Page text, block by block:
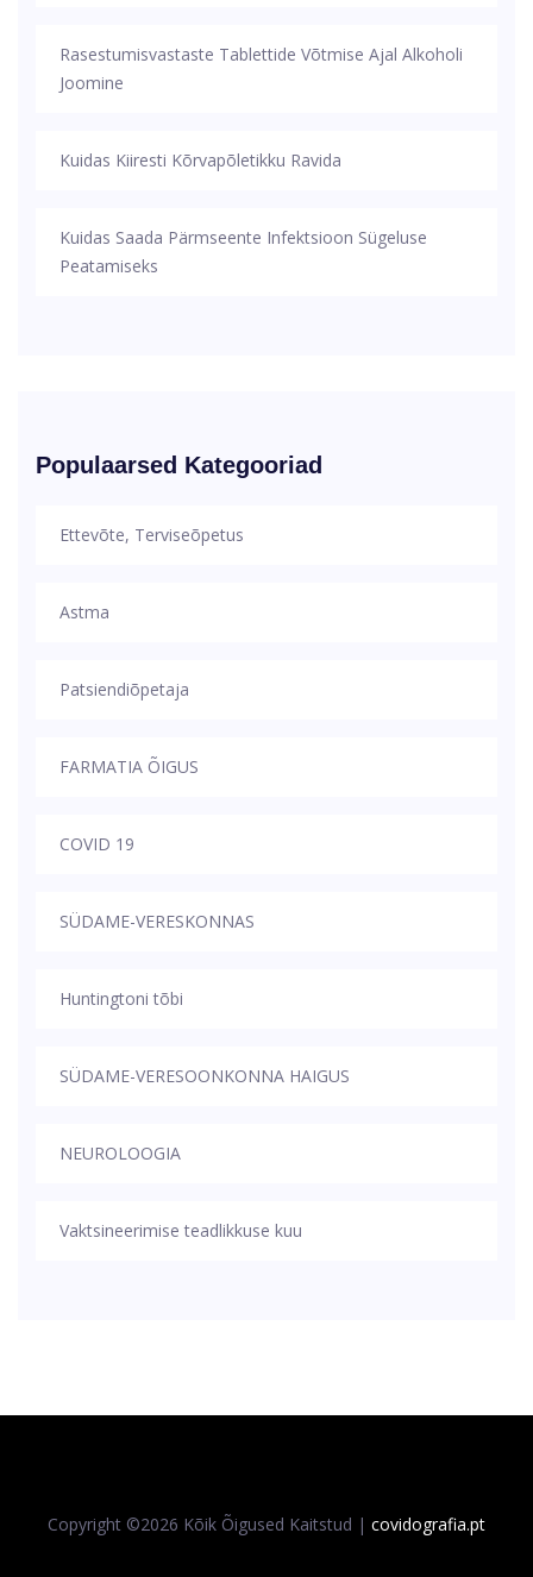
Rasestumisvastaste Tablettide Võtmise Ajal Alkoholi
Joomine
Kuidas Kiiresti Kõrvapõletikku Ravida
Kuidas Saada Pärmseente Infektsioon Sügeluse
Peatamiseks
Populaarsed Kategooriad
Ettevõte, Terviseõpetus
Astma
Patsiendiõpetaja
FARMATIA ÕIGUS
COVID 19
SÜDAME-VERESKONNAS
Huntingtoni tõbi
SÜDAME-VERESOONKONNA HAIGUS
NEUROLOOGIA
Vaktsineerimise teadlikkuse kuu
Copyright ©2026 Kõik Õigused Kaitstud | covidografia.pt